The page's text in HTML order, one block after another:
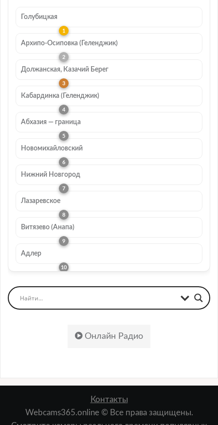
Голубицкая
Архипо-Осиповка (Геленджик)
Должанская, Казачий Берег
Кабардинка (Геленджик)
Абхазия — граница
Новомихайловский
Нижний Новгород
Лазаревское
Витязево (Анапа)
Адлер
Онлайн Радио
Контакты
Webcams365.online © Все права защищены.